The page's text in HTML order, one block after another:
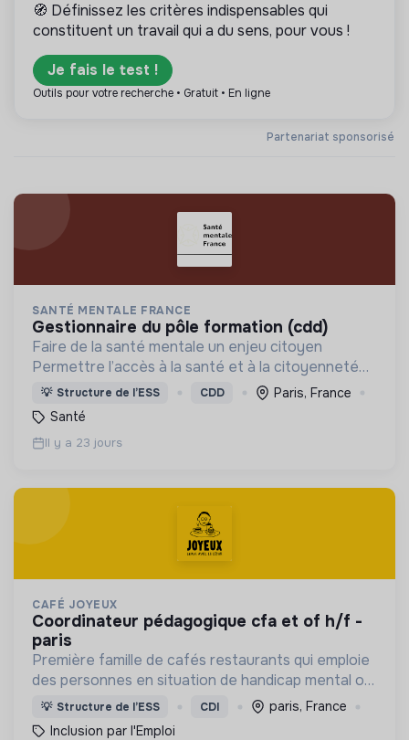
Partenariat sponsorisé
🧭 Définissez les critères indispensables qui
constituent un travail qui a du sens, pour vous !
Je fais le test !
Outils pour votre recherche • Gratuit • En ligne
SANTÉ MENTALE FRANCE
gestionnaire du pôle formation (cdd)
Faire de la santé mentale un enjeu citoyen
Permettre l’accès à la santé et à la citoyenneté
aux personnes avec des troubles psychiques
et/ou en situation de handicap. Reconnue d'utilité
publique
💡 Structure de l’ESS CDD
Paris, France
Santé
Il y a 23 jours
CAFÉ JOYEUX
coordinateur pédagogique cfa et of h/f -
paris
Première famille de cafés restaurants qui emploie
des personnes en situation de handicap mental ou
cognitif, Café joyeux poursuit sa croissance au
service de l'inclusion avec déjà plusieurs cafés.
💡 Structure de l’ESS CDI
paris, France
Inclusion par l'Emploi